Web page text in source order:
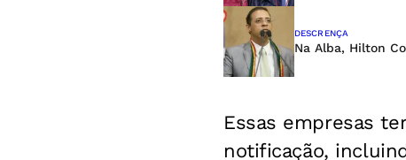
DESCRENÇA
Na Alba, Hilton
Essas empresas
notificação,